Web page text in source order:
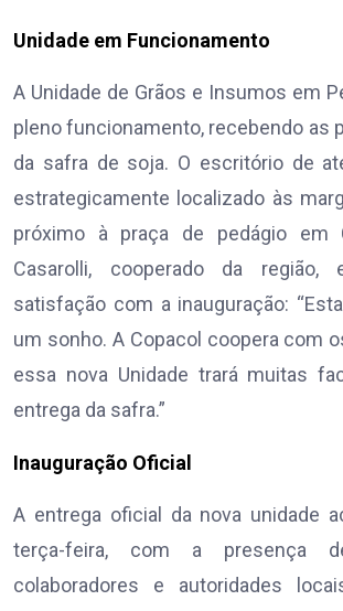
Unidade em Funcionamento
A Unidade de Grãos e Insumos em
pleno funcionamento, recebendo as
da safra de soja. O escritório de
estrategicamente localizado às
próximo à praça de pedágio em
Casarolli, cooperado da região,
satisfação com a inauguração:
um sonho. A Copacol coopera com
essa nova Unidade trará muitas
entrega da safra.”
Inauguração Oficial
A entrega oficial da nova unidade
terça-feira, com a presença
colaboradores e autoridades